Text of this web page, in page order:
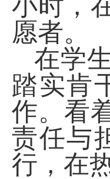
小时，
愿者。
在学
踏实肯
作。看
责任与
行，在